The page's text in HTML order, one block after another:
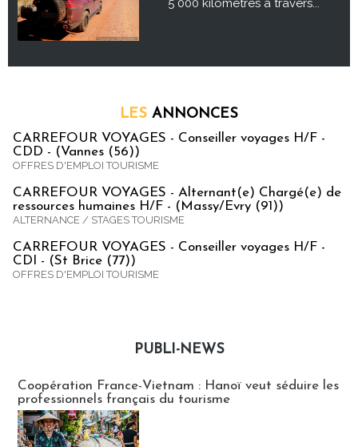
5 000 kilomètres à travers...
LES ANNONCES
CARREFOUR VOYAGES - Conseiller voyages H/F -
CDD - (Vannes (56))
OFFRES D'EMPLOI TOURISME
CARREFOUR VOYAGES - Alternant(e) Chargé(e) de
ressources humaines H/F - (Massy/Evry (91))
ALTERNANCE / STAGES TOURISME
CARREFOUR VOYAGES - Conseiller voyages H/F -
CDI - (St Brice (77))
OFFRES D'EMPLOI TOURISME
PUBLI-NEWS
Coopération France-Vietnam : Hanoï veut séduire les
professionnels français du tourisme